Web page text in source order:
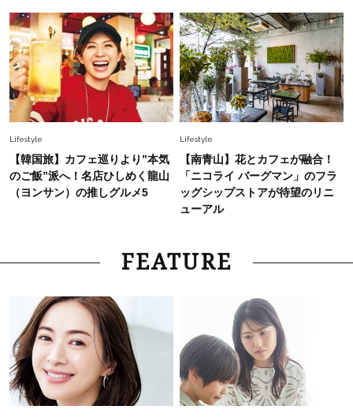
Lifestyle
【韓国旅】カフェ巡りより”本気
のご飯”派へ！名店ひしめく龍山
（ヨンサン）の推しグルメ5
Lifestyle
【南青山】花とカフェが融合！
「ニコライ バーグマン」のフラ
ッグシップストアが待望のリニ
ューアル
FEATURE